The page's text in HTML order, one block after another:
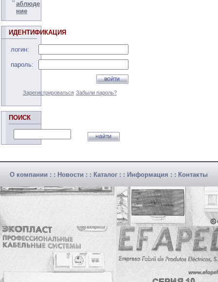
аблюде
ние
ИДЕНТИФИКАЦИЯ
логин:
пароль:
Зарегистрироваться Забыли пароль?
ПОИСК
О компании : : Новости : : Каталог : : Информация : : Контакты